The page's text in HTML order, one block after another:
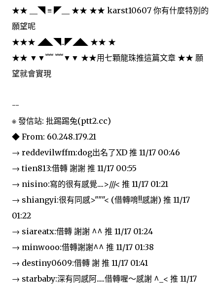
★★ __◥ ≡ ◤__ ★★ ★★ karst10607 你有什麼特別的
願望呢
★★★ ◢◣◥..◤◢◣ ★★ ★
★★ ▼▼﹌ ﹌▼▼ ★★用七顆龍珠推這篇文章 ★★ 願
望就會實現
--
※ 發信站: 批踢踢兔(ptt2.cc)
◆ From: 60.248.179.21
→ reddevilwffm:dog出名了XD 推 11/17 00:46
→ tien813:借轉 謝謝 推 11/17 00:55
→ nisino:寫的很有感覺....>///< 推 11/17 01:21
→ shiangyi:很有同感>"""< (借轉唷!!感謝) 推 11/17
01:22
→ siareatx:借轉 謝謝 ^^ 推 11/17 01:24
→ minwooo:借轉謝謝^^ 推 11/17 01:38
→ destiny0609:借轉 謝 推 11/17 01:41
→ starbaby:深有同感阿.....借轉喔～感謝 ^_< 推 11/17